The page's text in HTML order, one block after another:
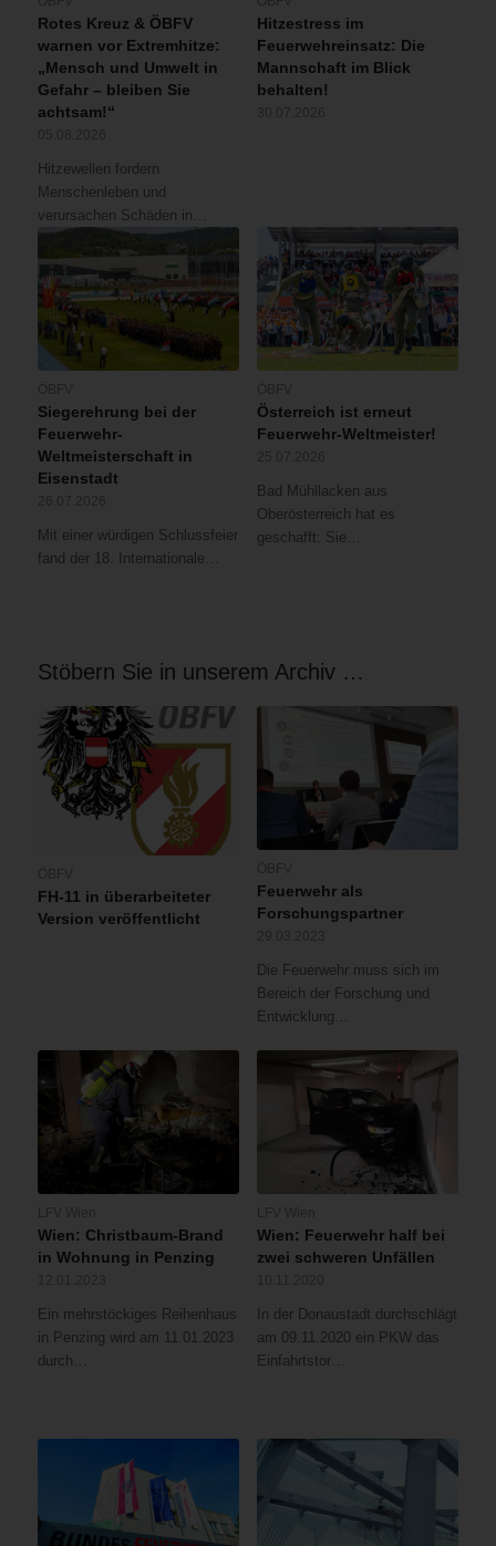
Rotes Kreuz & ÖBFV
warnen vor Extremhitze:
„Mensch und Umwelt in
Gefahr – bleiben Sie
achtsam!“
Hitzewellen fordern
Menschenleben und
verursachen Schäden in…
Hitzestress im
Feuerwehreinsatz: Die
Mannschaft im Blick
behalten!
Siegerehrung bei der
Feuerwehr-
Weltmeisterschaft in
Eisenstadt
Mit einer würdigen Schlussfeier
fand der 18. Internationale…
Österreich ist erneut
Feuerwehr-Weltmeister!
Bad Mühllacken aus
Oberösterreich hat es
geschafft: Sie…
Stöbern Sie in unserem Archiv …
FH-11 in überarbeiteter
Version veröffentlicht
Feuerwehr als
Forschungspartner
Die Feuerwehr muss sich im
Bereich der Forschung und
Entwicklung…
Wien: Christbaum-Brand
in Wohnung in Penzing
Ein mehrstöckiges Reihenhaus
in Penzing wird am 11.01.2023
durch…
Wien: Feuerwehr half bei
zwei schweren Unfällen
In der Donaustadt durchschlägt
am 09.11.2020 ein PKW das
Einfahrtstor…